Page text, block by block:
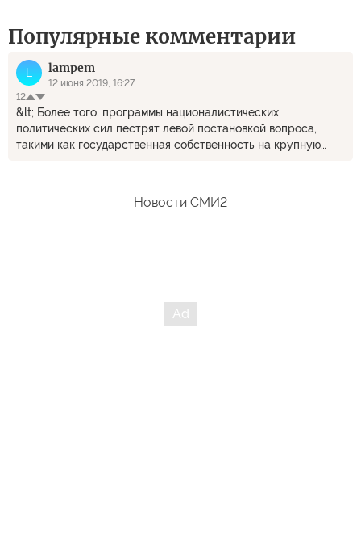
Популярные комментарии
L lampem
12 июня 2019, 16:27
12
&lt; Более того, программы националистических
политических сил пестрят левой постановкой вопроса,
такими как государственная собственность на крупную
автор описал национал-социализм. Т.е. нацизм.
Новости СМИ2